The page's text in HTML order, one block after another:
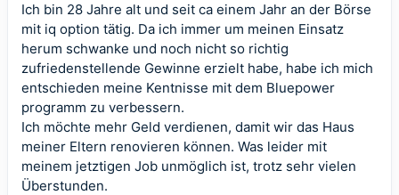
Ich bin 28 Jahre alt und seit ca einem Jahr an der Börse
mit iq option tätig. Da ich immer um meinen Einsatz
herum schwanke und noch nicht so richtig
zufriedenstellende Gewinne erzielt habe, habe ich mich
entschieden meine Kentnisse mit dem Bluepower
programm zu verbessern.
Ich möchte mehr Geld verdienen, damit wir das Haus
meiner Eltern renovieren können. Was leider mit
meinem jetztigen Job unmöglich ist, trotz sehr vielen
Überstunden.